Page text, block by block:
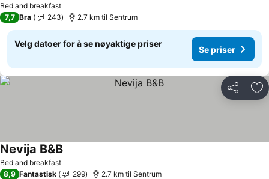
Bed and breakfast
7,7 Bra 243 2.7 km til Sentrum
Velg datoer for å se nøyaktige priser
Se priser
Del
Bed and breakfast
Nevija B&BSe priser
8,9 Fantastisk 299 2.7 km til Sentrum